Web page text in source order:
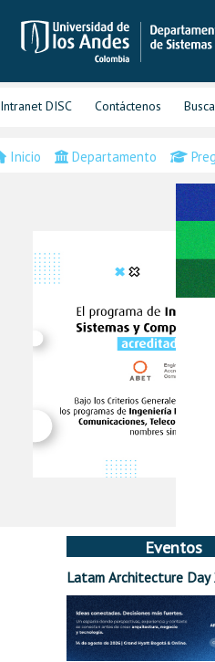
Intranet DISC Contáctenos
Inicio Departamento
Eventos
Latam Architecture Day